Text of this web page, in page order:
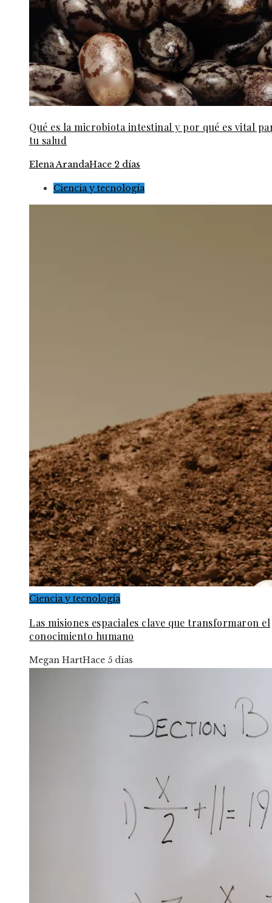
Qué es la microbiota intestinal y por qué es vital
tu salud
Elena ArandaHace 2 días
Ciencia y tecnología
Ciencia y tecnología
Las misiones espaciales clave que transformaron el
conocimiento humano
Megan HartHace 5 días